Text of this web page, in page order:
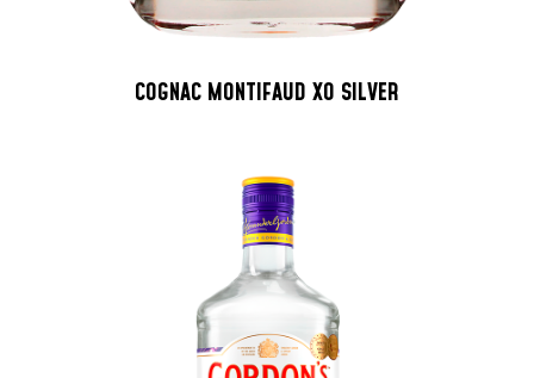
COGNAC MONTIFAUD XO SILVER